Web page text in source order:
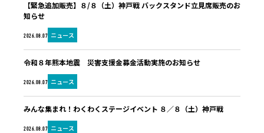
2026.08.07 ニュース
【緊急追加販売】８/８（土）神戸戦 バックスタンド立見席販売のお
知らせ
2026.08.07 ニュース
令和８年熊本地震 災害支援金募金活動実施のお知らせ
2026.08.07 ニュース
みんな集まれ！わくわくステージイベント ８／８（土）神戸戦